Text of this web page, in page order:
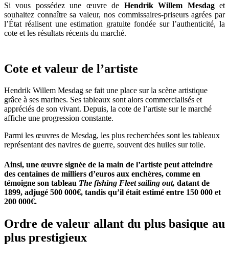
Si vous possédez une œuvre de Hendrik Willem Mesdaget
souhaitez connaître sa valeur, nos commissaires-priseurs agrées par
l’État réalisent une estimation gratuite fondée sur l’authenticité, la
cote et les résultats récents du marché.
Cote et valeur de l’artiste
Hendrik Willem Mesdag se fait une place sur la scène artistique
grâce à ses marines. Ses tableaux sont alors commercialisés et
appréciés de son vivant. Depuis, la cote de l’artiste sur le marché
affiche une progression constante.
Parmi les œuvres de Mesdag, les plus recherchées sont les tableaux
représentant des navires de guerre, souvent des huiles sur toile.
Ainsi, une œuvre signée de la main de l’artiste peut atteindre
des centaines de milliers d’euros aux enchères, comme en
témoigne son tableau The fishing Fleet sailing out, datant de
1899, adjugé 500 000€, tandis qu’il était estimé entre 150 000 et
200 000€.
Ordre de valeur allant du plus basique au
plus prestigieux